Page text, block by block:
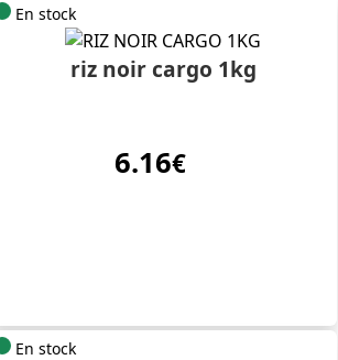
En stock
riz noir cargo 1kg
6.16€
En stock